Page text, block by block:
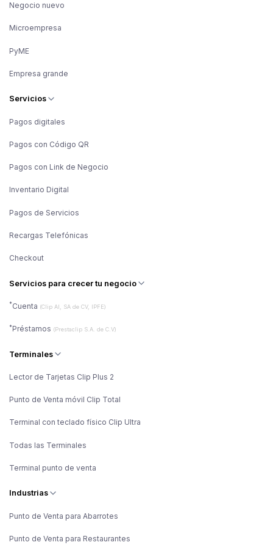
Terminales
Lector de Tarjetas Clip Plus 2
Punto de Venta móvil Clip Total
Terminal con teclado físico Clip Ultra
Todas las Terminales
Terminal punto de venta
Industrias
Punto de Venta para Abarrotes
Punto de Venta para Restaurantes
Servicios
Pagos digitales
Pagos con Código QR
Pagos con Link de Negocio
Inventario Digital
Pagos de Servicios
Recargas Telefónicas
Checkout
Servicios para crecer tu negocio
*Cuenta (Clip AI, SA de CV, IPFE)
*Préstamos (Prestaclip S.A. de C.V)
Negocio nuevo
Microempresa
PyME
Empresa grande